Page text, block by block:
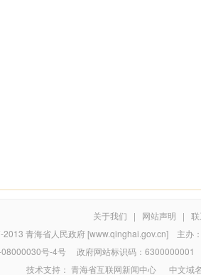
关于我们 | 网站声明 |
2013 青海省人民政府 [www.qinghai.gov.cn] 主办：
号-4号政府网站标识码：6300000001
技术支持： 青海省互联网新闻中心中文域名